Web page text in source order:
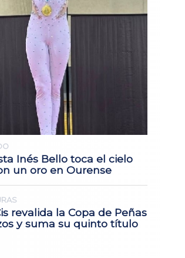
Inés Bello toca el cielo
un oro en Ourense
revalida la Copa de Peñas
y suma su quinto título